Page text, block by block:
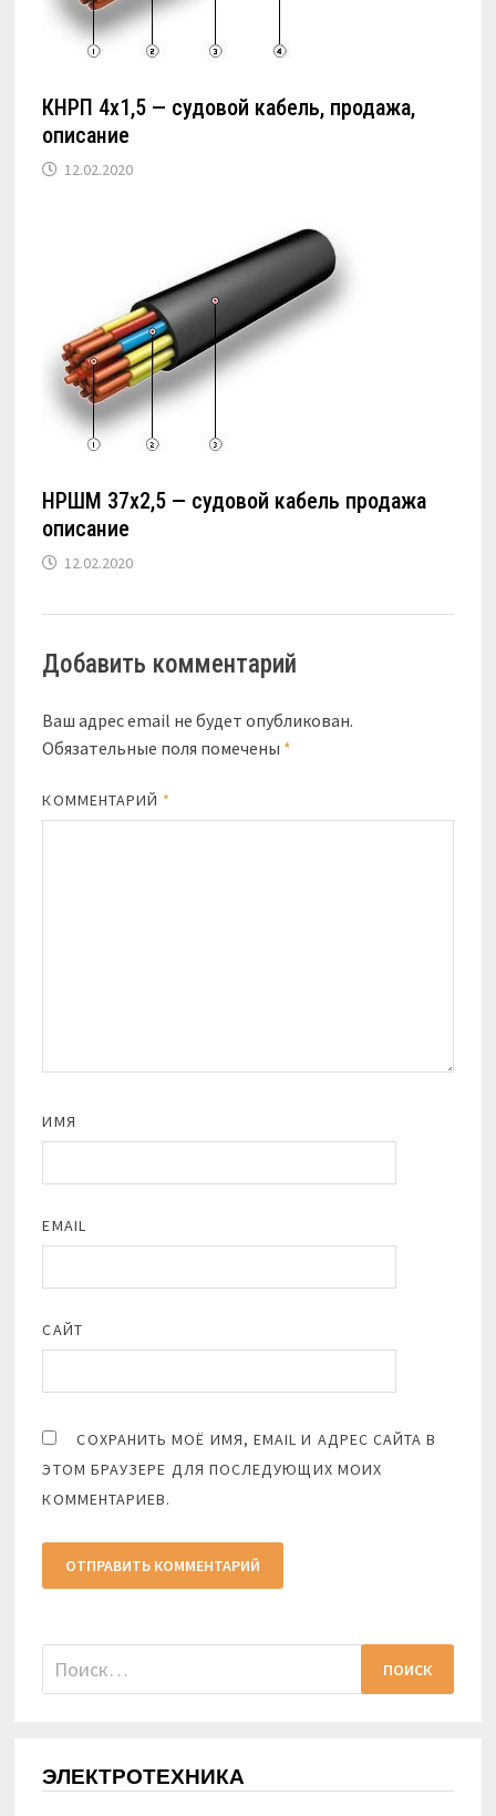
КНРП 4х1,5 — судовой кабель, продажа,
описание
12.02.2020
НРШМ 37х2,5 — судовой кабель продажа
описание
12.02.2020
Добавить комментарий
Ваш адрес email не будет опубликован.
Обязательные поля помечены *
КОММЕНТАРИЙ *
ИМЯ
EMAIL
САЙТ
СОХРАНИТЬ МОЁ ИМЯ, EMAIL И АДРЕС САЙТА В
ЭТОМ БРАУЗЕРЕ ДЛЯ ПОСЛЕДУЮЩИХ МОИХ
КОММЕНТАРИЕВ.
Найти:
ЭЛЕКТРОТЕХНИКА